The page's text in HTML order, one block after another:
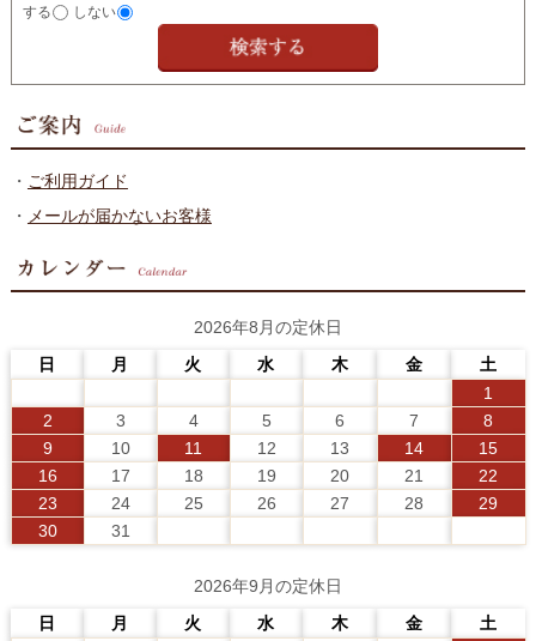
する
しない
・ ご利用ガイド
・ メールが届かないお客様
2026年8月の定休日
日
月 火 水 木 金
土
1
2
3 4 5 6 7
8
9
10 11 12 13 14
15
16
17 18 19 20 21
22
23
24 25 26 27 28
29
30
31
2026年9月の定休日
日
月 火 水 木 金
土